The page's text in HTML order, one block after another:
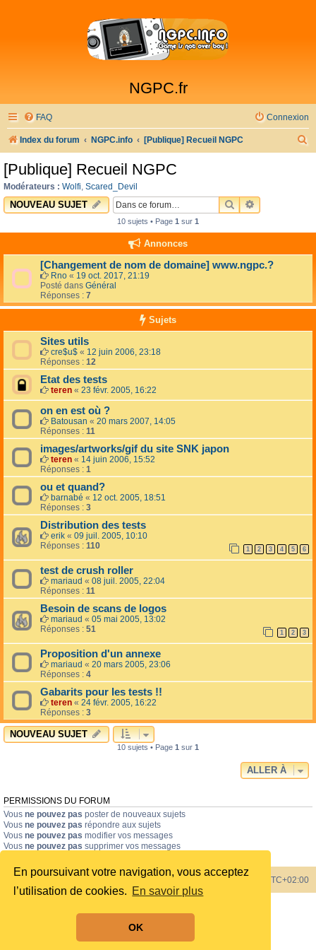
En poursuivant votre navigation, vous acceptez
l’utilisation de cookies. En savoir plus
OK
NGPC.fr
FAQ Connexion
Index du forum NGPC.info [Publique] Recueil NGPC
r
r
[Publique] Recueil NGPC
Modérateurs : Wolfi, Scared_Devil
NOUVEAU SUJET RECHERCHER
RECHERCHE
10 sujets • Page 1 sur 1
Annonces
[Changement de nom de domaine] www.ngpc.?
Rno « 19 oct. 2017, 21:19
Posté dans Général
Réponses : 7
Sujets
Sites utils
cre$u$ « 12 juin 2006, 23:18
Réponses : 12
Etat des tests
teren « 23 févr. 2005, 16:22
on en est où ?
Batousan « 20 mars 2007, 14:05
Réponses : 11
images/artworks/gif du site SNK japon
teren « 14 juin 2006, 15:52
Réponses : 1
ou et quand?
barnabé « 12 oct. 2005, 18:51
Réponses : 3
Distribution des tests
erik « 09 juil. 2005, 10:10
Réponses : 110 1 2 3 4 5 6
test de crush roller
mariaud « 08 juil. 2005, 22:04
Réponses : 11
Besoin de scans de logos
mariaud « 05 mai 2005, 13:02
Réponses : 51 1 2 3
Proposition d'un annexe
mariaud « 20 mars 2005, 23:06
Réponses : 4
Gabarits pour les tests !!
teren « 24 févr. 2005, 16:22
Réponses : 3
NOUVEAU SUJET
10 sujets • Page 1 sur 1
ALLER À
PERMISSIONS DU FORUM
Vous ne pouvez pas poster de nouveaux sujets
Vous ne pouvez pas répondre aux sujets
Vous ne pouvez pas modifier vos messages
Vous ne pouvez pas supprimer vos messages
Index du forum Heures au format UTC+02:00
Traduit par